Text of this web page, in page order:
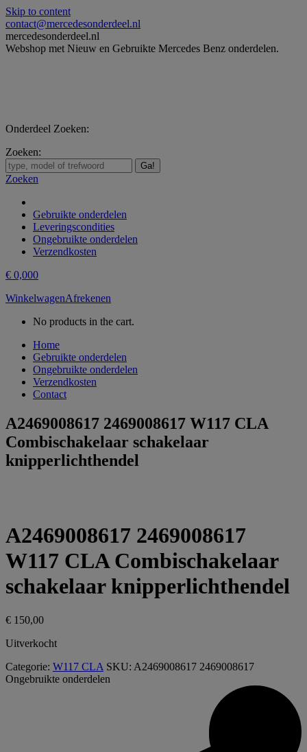
Skip to content
contact@mercedesonderdeel.nl
mercedesonderdeel.nl
Webshop met Nieuw en Gebruikte Mercedes Benz onderdelen.
Onderdeel Zoeken:
Zoeken:
Zoeken
Gebruikte onderdelen
Leveringscondities
Ongebruikte onderdelen
Verzendkosten
€ 0,000
WinkelwagenAfrekenen
No products in the cart.
Home
Gebruikte onderdelen
Ongebruikte onderdelen
Verzendkosten
Contact
A2469008617 2469008617 W117 CLA
Combischakelaar schakelaar
knipperlichthendel
A2469008617 2469008617
W117 CLA Combischakelaar
schakelaar knipperlichthendel
€ 150,00
Uitverkocht
Categorie: W117 CLA SKU: A2469008617 2469008617
Ongebruikte onderdelen